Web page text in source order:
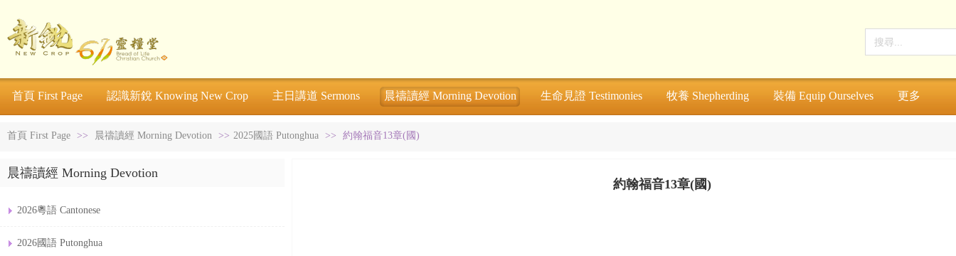
首頁 First Page 認識新銳 Knowing New Crop 主日講道 Sermons 晨禱讀經 Morning Devotion 生命見證 Testimonies 牧養 Shepherding 裝備 Equip Ourselves 更多
首頁 First Page >> 晨禱讀經 Morning Devotion >> 2025國語 Putonghua >> 約翰福音13章(國)
晨禱讀經 Morning Devotion
2026粵語 Cantonese
2026國語 Putonghua
約翰福音13章(國)